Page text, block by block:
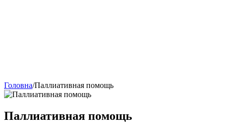
Головна/Паллиативная помощь
Паллиативная помощь